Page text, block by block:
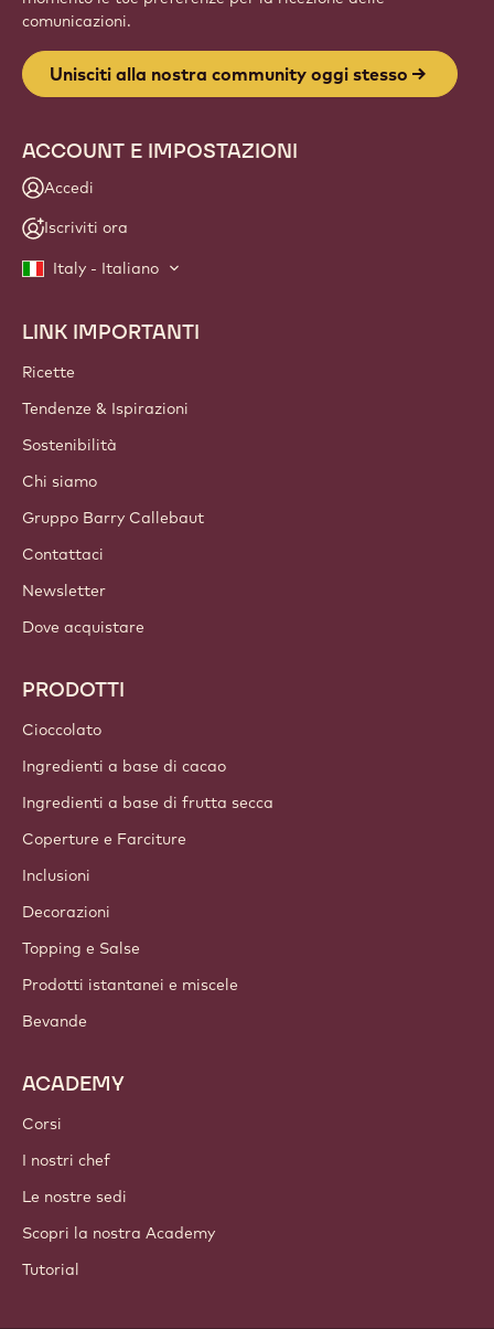
info
NEWSLETTER
scoprire le ultime novità del settore, idee innovative e
momento le tue preferenze per la ricezione delle
Italy - Italiano
Callebaut
Tendenze & Ispirazioni
Sostenibilità
Chi siamo
Gruppo Barry Callebaut
Contattaci
Newsletter
Dove acquistare
Ingredienti a base di frutta secca
Coperture e Farciture
Inclusioni
Decorazioni
Topping e Salse
Prodotti istantanei e miscele